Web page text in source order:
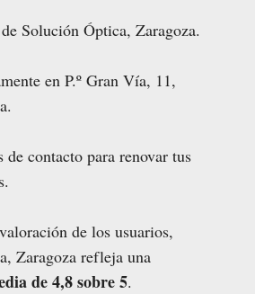
Solución Óptica, Zaragoza.
en P.º Gran Vía, 11,
de contacto para renovar tus
de los usuarios,
Zaragoza refleja una
de 4,8 sobre 5.